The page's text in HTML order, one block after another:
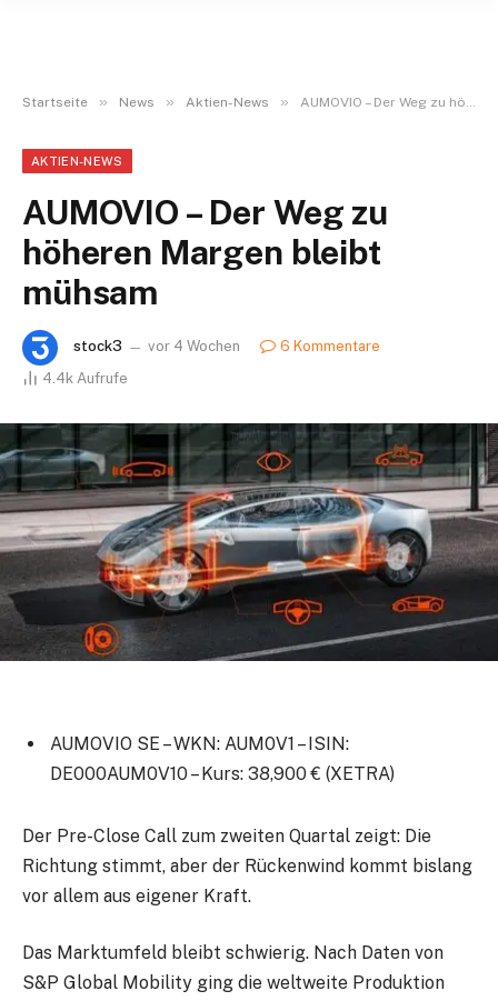
Startseite » News » Aktien-News » AUMOVIO – Der Weg zu höheren Margen bleibt mühsam
AKTIEN-NEWS
AUMOVIO – Der Weg zu
höheren Margen bleibt
mühsam
stock3 vor 4 Wochen
6 Kommentare
4.4k Aufrufe
AUMOVIO SE –WKN: AUM0V1 – ISIN:
DE000AUM0V10 – Kurs: 38,900 € (XETRA)
Der Pre-Close Call zum zweiten Quartal zeigt: Die
Richtung stimmt, aber der Rückenwind kommt bislang
vor allem aus eigener Kraft.
Das Marktumfeld bleibt schwierig. Nach Daten von
S&P Global Mobility ging die weltweite Produktion